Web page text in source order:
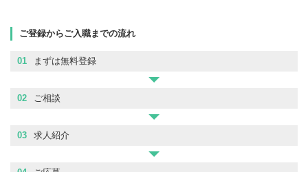
ご登録からご入職までの流れ
01 まずは無料登録
02 ご相談
03 求人紹介